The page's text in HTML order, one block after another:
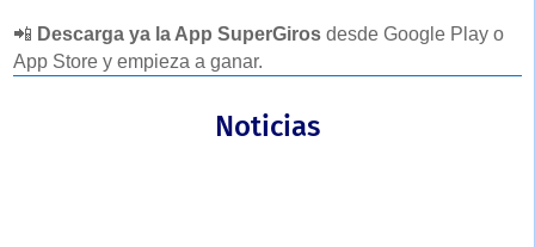
📲 Descarga ya la App SuperGiros desde Google Play o
App Store y empieza a ganar.
Noticias